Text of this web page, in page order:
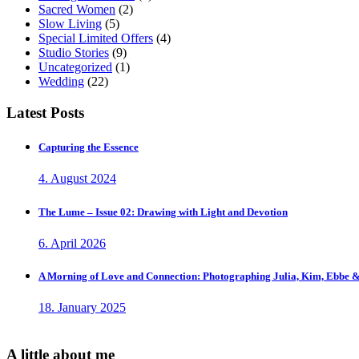
Sacred Women (2)
Slow Living (5)
Special Limited Offers (4)
Studio Stories (9)
Uncategorized (1)
Wedding (22)
Latest Posts
Capturing the Essence
4. August 2024
The Lume – Issue 02: Drawing with Light and Devotion
6. April 2026
A Morning of Love and Connection: Photographing Julia, Kim, Ebbe
18. January 2025
A little about me